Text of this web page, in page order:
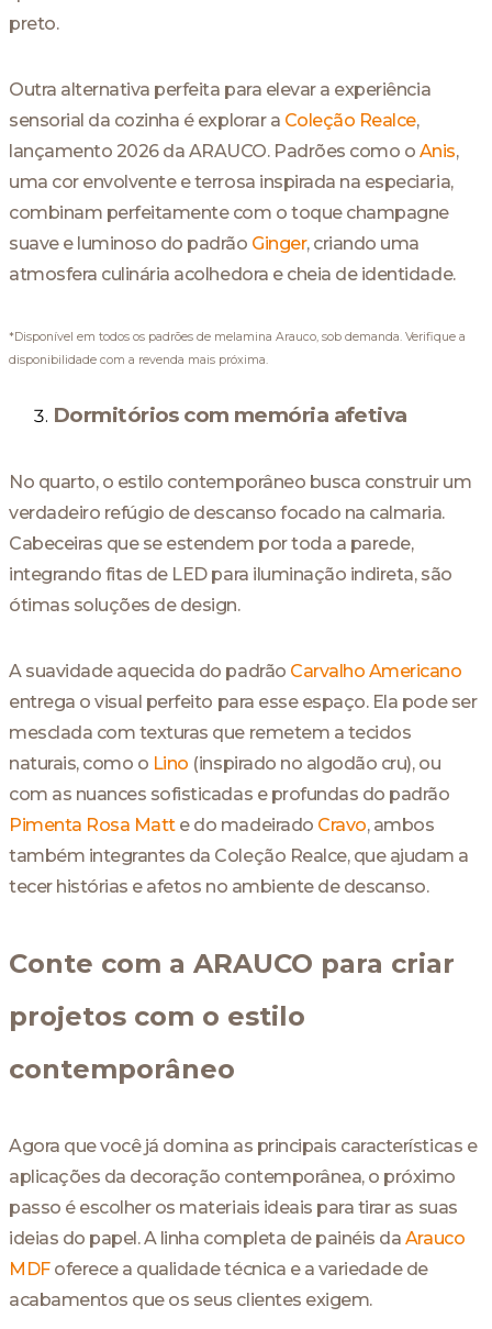
preto.
Outra alternativa perfeita para elevar a experiência
sensorial da cozinha é explorar a Coleção Realce,
lançamento 2026 da ARAUCO. Padrões como o Anis,
uma cor envolvente e terrosa inspirada na especiaria,
combinam perfeitamente com o toque champagne
suave e luminoso do padrão Ginger, criando uma
atmosfera culinária acolhedora e cheia de identidade.
*Disponível em todos os padrões de melamina Arauco, sob demanda. Verifique a
disponibilidade com a revenda mais próxima.
Dormitórios com memória afetiva
No quarto, o estilo contemporâneo busca construir um
verdadeiro refúgio de descanso focado na calmaria.
Cabeceiras que se estendem por toda a parede,
integrando fitas de LED para iluminação indireta, são
ótimas soluções de design.
A suavidade aquecida do padrão Carvalho Americano
entrega o visual perfeito para esse espaço. Ela pode ser
mesclada com texturas que remetem a tecidos
naturais, como o Lino (inspirado no algodão cru), ou
com as nuances sofisticadas e profundas do padrão
Pimenta Rosa Matte do madeirado Cravo, ambos
também integrantes da Coleção Realce, que ajudam a
tecer histórias e afetos no ambiente de descanso.
Conte com a ARAUCO para criar
projetos com o estilo
contemporâneo
Agora que você já domina as principais características e
aplicações da decoração contemporânea, o próximo
passo é escolher os materiais ideais para tirar as suas
ideias do papel. A linha completa de painéis da Arauco
MDFoferece a qualidade técnica e a variedade de
acabamentos que os seus clientes exigem.